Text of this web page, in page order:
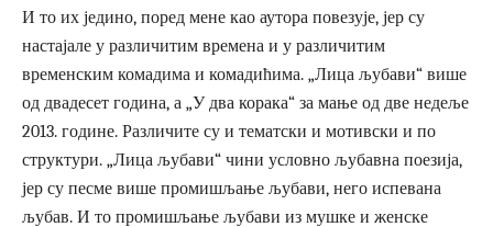
И то их једино, поред мене као аутора повезује, јер су
настајале у различитим времена и у различитим
временским комадима и комадићима. „Лица љубави“ више
од двадесет година, а „У два корака“ за мање од две недеље
2013. године. Различите су и тематски и мотивски и по
структури. „Лица љубави“ чини условно љубавна поезија,
јер су песме више промишљање љубави, него испевана
љубав. И то промишљање љубави из мушке и женске